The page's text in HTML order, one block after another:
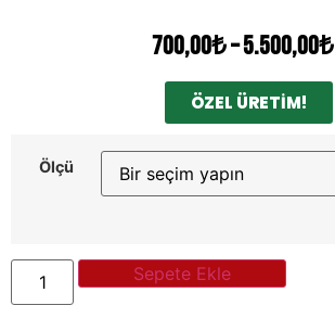
700,00₺–5.500,00₺
ÖZEL ÜRETİM!
Ölçü
Sepete Ekle